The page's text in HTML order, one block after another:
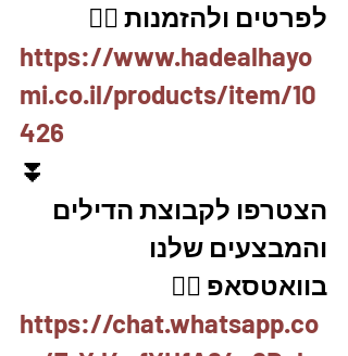
לפרטים ולהזמנות 👇🏼
https://www.hadealhayo
mi.co.il/products/item/10
426
⏬
הצטרפו לקבוצת הדילים
והמבצעים שלנו
בוואטסאפ 👇🏽
https://chat.whatsapp.co